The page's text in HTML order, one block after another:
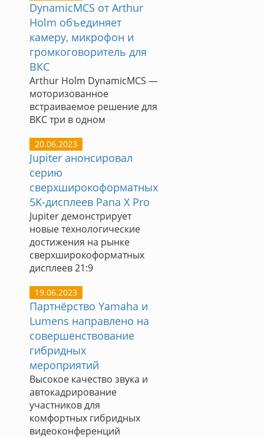
DynamicMCS от Arthur
Holm объединяет
камеру, микрофон и
громкоговоритель для
ВКС
Arthur Holm DynamicMCS —
моторизованное
встраиваемое решение для
ВКС три в одном
20.06.2023
Jupiter анонсировал
серию
сверхширокоформатных
5K-дисплеев Pana X Pro
Jupiter демонстрирует
новые технологические
достижения на рынке
сверхширокоформатных
дисплеев 21:9
19.06.2023
Партнёрство Yamaha и
Lumens направлено на
совершенствование
гибридных
мероприятий
Высокое качество звука и
автокадрирование
участников для
комфортных гибридных
видеоконференций